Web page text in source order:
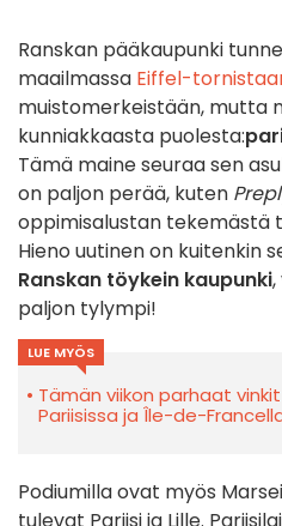
Ranskan pääkaupunki
maailmassa Eiffel-
muistomerkeistään, mutta
kunniakkaasta puolesta:
Tämä maine seuraa sen
on paljon perää, kuten
oppimisalustan tekemästä
Hieno uutinen on kuitenkin
Ranskan töykein kaupunki
paljon tylympi!
LUE MYÖS
Tämän viikon parhaat vinkit
Pariisissa ja Île-de-
Podiumilla ovat myös